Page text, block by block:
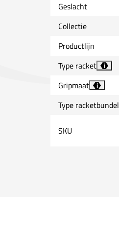
Geslacht
Collectie
Productlijn
Type racket
i
Gripmaat
i
Type racketbundel
SKU